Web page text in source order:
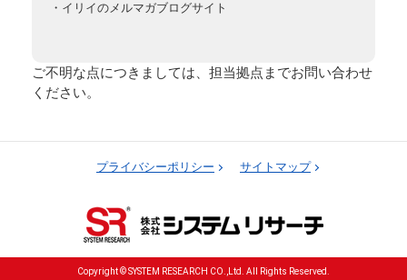
・イリイのメルマガブログサイト
ご不明な点につきましては、担当拠点までお問い合わせ
ください。
プライバシーポリシー サイトマップ
Copyright © SYSTEM RESEARCH CO.,Ltd. All Rights Reserved.